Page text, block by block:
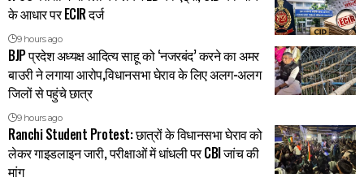
के आधार पर ECIR दर्ज
9 hours ago
BJP प्रदेश अध्यक्ष आदित्य साहू को ‘नजरबंद’ करने का अमर
बाउरी ने लगाया आरोप,विधानसभा घेराव के लिए अलग-अलग
जिलों से पहुंचे छात्र
9 hours ago
Ranchi Student Protest: छात्रों के विधानसभा घेराव को
लेकर गाइडलाइन जारी, परीक्षाओं में धांधली पर CBI जांच की
मांग